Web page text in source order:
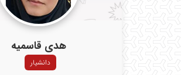
هدی قاسمیه
دانشیار